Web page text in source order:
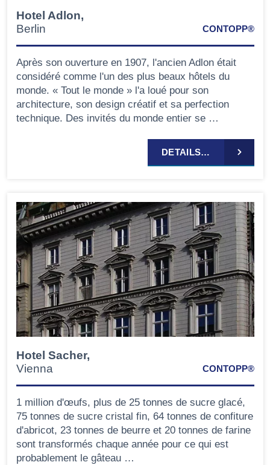
Hotel Adlon,
Berlin
CONTOPP®
Après son ouverture en 1907, l'ancien Adlon était
considéré comme l'un des plus beaux hôtels du
monde. « Tout le monde » l'a loué pour son
architecture, son design créatif et sa perfection
technique. Des invités du monde entier se …
DETAILS…
Hotel Sacher,
Vienna
CONTOPP®
1 million d'œufs, plus de 25 tonnes de sucre glacé,
75 tonnes de sucre cristal fin, 64 tonnes de confiture
d'abricot, 23 tonnes de beurre et 20 tonnes de farine
sont transformés chaque année pour ce qui est
probablement le gâteau …